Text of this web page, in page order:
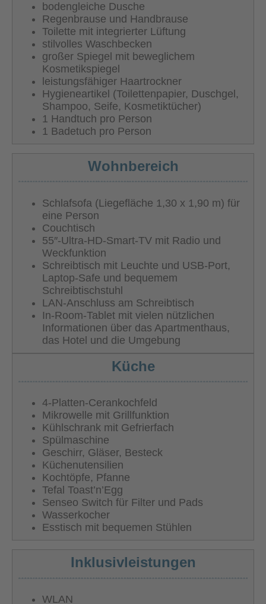
bodengleiche Dusche
Regenbrause und Handbrause
Toilette mit integrierter Lüftung
stilvolles Waschbecken
großer Spiegel mit beweglichem
Kosmetikspiegel
leistungsfähiger Haartrockner
Hygieneartikel (Toilettenpapier, Duschgel,
Shampoo, Seife, Kosmetiktücher)
1 Handtuch pro Person
1 Badetuch pro Person
Wohnbereich
Schlafsofa (Liegefläche 1,30 x 1,90 m) für
eine Person
Couchtisch
55″-Ultra-HD-Smart-TV mit Radio und
Weckfunktion
Schreibtisch mit Leuchte und USB-Port,
Laptop-Safe und bequemem
Schreibtischstuhl
LAN-Anschluss am Schreibtisch
In-Room-Tablet mit vielen nützlichen
Informationen über das Apartmenthaus,
das Hotel und die Umgebung
Küche
4-Platten-Cerankochfeld
Mikrowelle mit Grillfunktion
Kühlschrank mit Gefrierfach
Spülmaschine
Geschirr, Gläser, Besteck
Küchenutensilien
Kochtöpfe, Pfanne
Tefal Toast’n’Egg
Senseo Switch für Filter und Pads
Wasserkocher
Esstisch mit bequemen Stühlen
Inklusivleistungen
WLAN